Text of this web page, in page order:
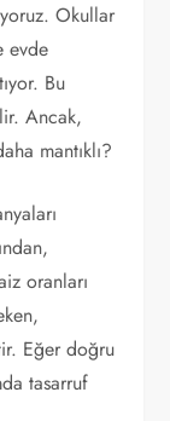
Okullar
evde
Bu
Ancak,
mantıklı?
oranları
Eğer doğru
tasarruf